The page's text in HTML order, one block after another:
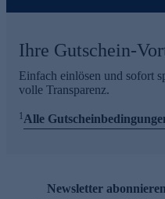
Ihre Gutschein-
Einfach einlösen und sofort
volle Transparenz.
1Alle
Newsletter